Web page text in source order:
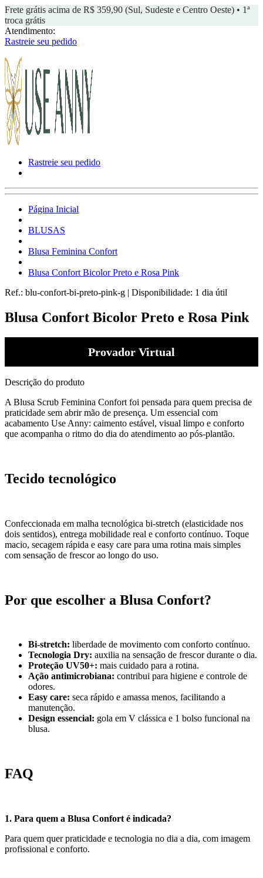
Frete grátis acima de R$ 359,90 (Sul, Sudeste e Centro Oeste) • 1ª
troca grátis
Atendimento:
Rastreie seu pedido
Rastreie seu pedido
Página Inicial
BLUSAS
Blusa Feminina Confort
Blusa Confort Bicolor Preto e Rosa Pink
Ref.: blu-confort-bi-preto-pink-g | Disponibilidade: 1 dia útil
Blusa Confort Bicolor Preto e Rosa Pink
Provador Virtual
Descrição do produto
A Blusa Scrub Feminina Confort foi pensada para quem precisa de
praticidade sem abrir mão de presença. Um essencial com
acabamento Use Anny: caimento estável, visual limpo e conforto
que acompanha o ritmo do dia do atendimento ao pós-plantão.
Tecido tecnológico
Confeccionada em malha tecnológica bi-stretch (elasticidade nos
dois sentidos), entrega mobilidade real e conforto contínuo. Toque
macio, secagem rápida e easy care para uma rotina mais simples
com sensação de frescor ao longo do uso.
Por que escolher a Blusa Confort?
Bi-stretch: liberdade de movimento com conforto contínuo.
Tecnologia Dry: auxilia na sensação de frescor durante o dia.
Proteção UV50+: mais cuidado para a rotina.
Ação antimicrobiana: contribui para higiene e controle de
odores.
Easy care: seca rápido e amassa menos, facilitando a
manutenção.
Design essencial: gola em V clássica e 1 bolso funcional na
blusa.
FAQ
1. Para quem a Blusa Confort é indicada?
Para quem quer praticidade e tecnologia no dia a dia, com imagem
profissional e conforto.